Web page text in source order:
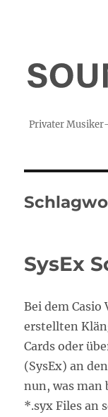
Privater
SysEx
Bei dem
erstellten
Cards oder
(SysEx) an
nun, was man
*.syx Files an